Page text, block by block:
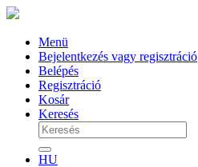
Menü
Bejelentkezés vagy regisztráció
Belépés
Regisztráció
Kosár
Keresés
HU